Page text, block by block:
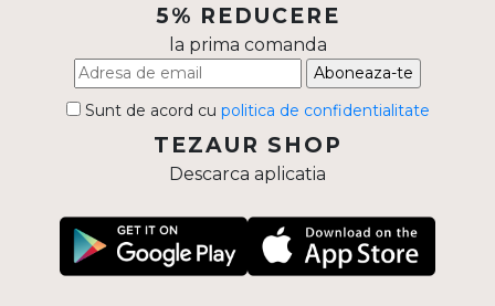
5% REDUCERE
la prima comanda
Aboneaza-te
Sunt de acord cu politica de confidentialitate
TEZAUR SHOP
Descarca aplicatia